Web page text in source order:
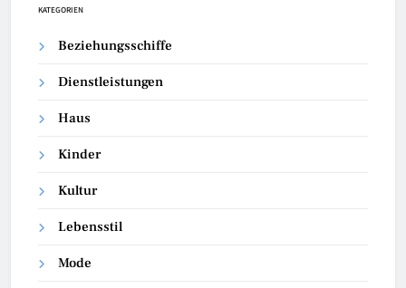
KATEGORIEN
Beziehungsschiffe
Dienstleistungen
Haus
Kinder
Kultur
Lebensstil
Mode